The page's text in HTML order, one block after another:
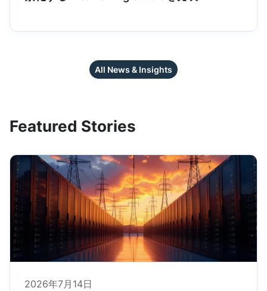
All News & Insights
Featured Stories
2026年7月14日